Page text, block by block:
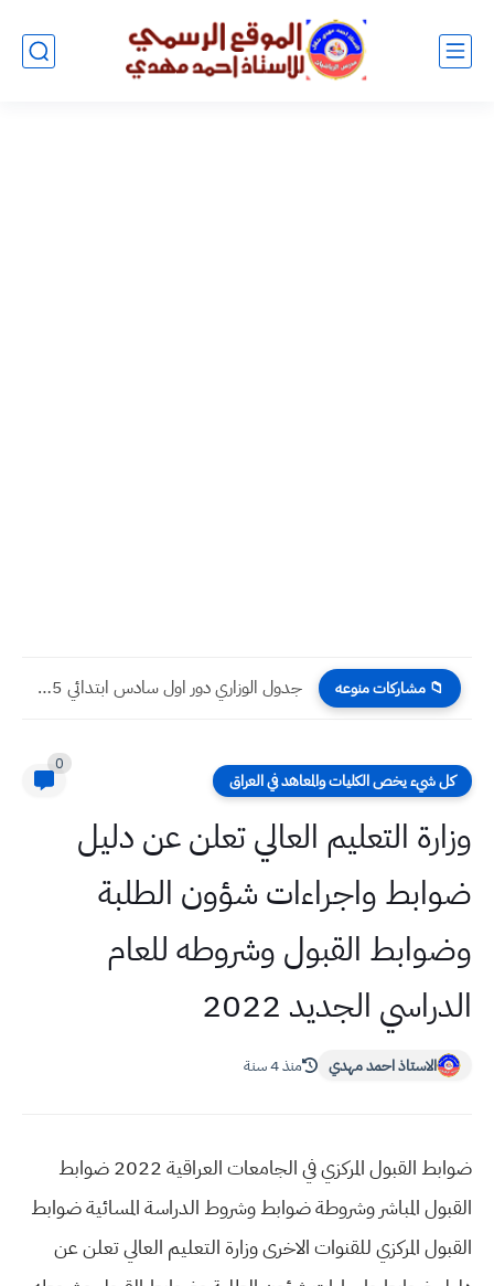
📁 مشاركات منوعه جدول الوزاري دور اول سادس ابتدائي 2025
كل شيء يخص الكليات والمعاهد في العراق
0
وزارة التعليم العالي تعلن عن دليل
ضوابط واجراءات شؤون الطلبة
وضوابط القبول وشروطه للعام
الدراسي الجديد 2022
الاستاذ احمد مهدي منذ 4 سنة
ضوابط القبول المركزي في الجامعات العراقية 2022 ضوابط
القبول المباشر وشروطة ضوابط وشروط الدراسة المسائية ضوابط
القبول المركزي للقنوات الاخرى وزارة التعليم العالي تعلن عن